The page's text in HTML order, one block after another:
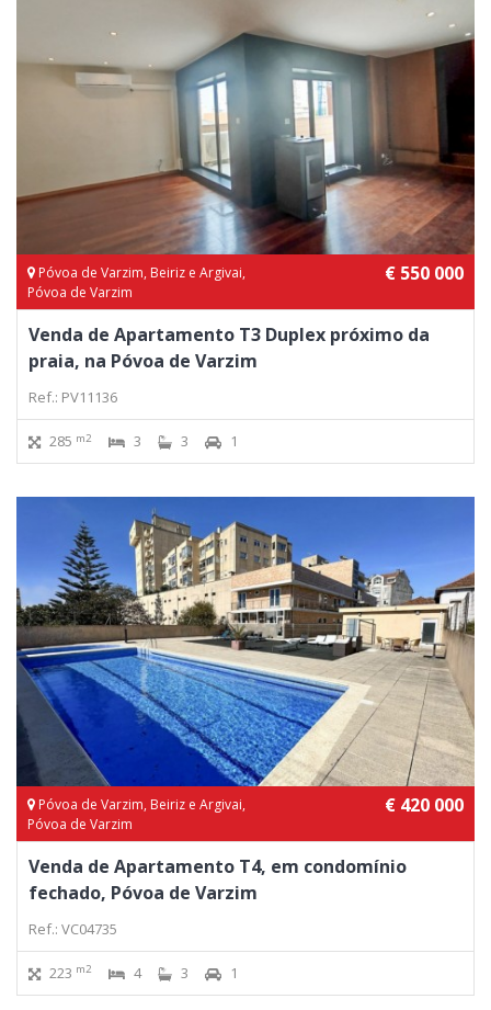
Póvoa de Varzim, Beiriz e Argivai,
Póvoa de Varzim
€ 550 000
Venda de Apartamento T3 Duplex próximo da
praia, na Póvoa de Varzim
Ref.: PV11136
285 m2 3 3 1
Póvoa de Varzim, Beiriz e Argivai,
Póvoa de Varzim
€ 420 000
Venda de Apartamento T4, em condomínio
fechado, Póvoa de Varzim
Ref.: VC04735
223 m2 4 3 1